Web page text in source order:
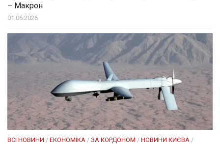
– Макрон
01.06.2026
ВСІ НОВИНИ / ЕКОНОМІКА / ЗА КОРДОНОМ / НОВИНИ КИЄВА /